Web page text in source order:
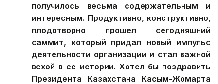
получилось весьма содержательным и
интересным. Продуктивно, конструктивно,
плодотворно прошел сегодняшний
саммит, который придал новый импульс
деятельности организации и стал важной
вехой в ее истории. Хотел бы поздравить
Президента Казахстана Касым-Жомарта